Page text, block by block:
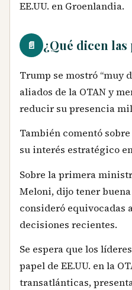
EE.UU. en Groenlandia.
📄 ¿Qué dicen las
Trump se mostró “muy
aliados de la OTAN y
reducir su presencia
También comentó
su interés estratégico
Sobre la primera
Meloni, dijo tener
consideró equivocadas
decisiones recientes.
Se espera que los
papel de EE.UU. en la
transatlánticas,